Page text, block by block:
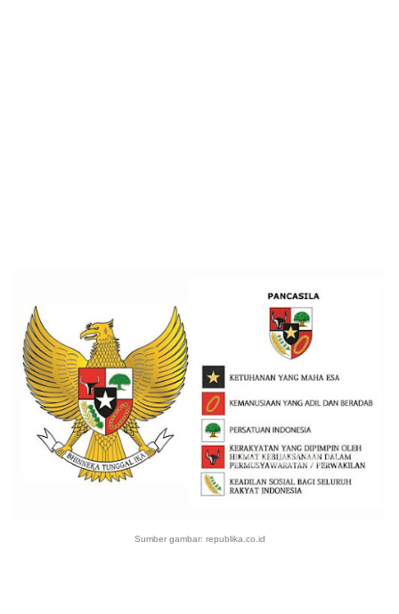
Sumber gambar: republika.co.id